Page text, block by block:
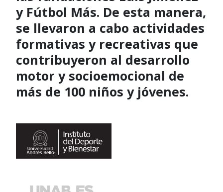
y Fútbol Más. De esta manera,
se llevaron a cabo actividades
formativas y recreativas que
contribuyeron al desarrollo
motor y socioemocional de
más de 100 niños y jóvenes.